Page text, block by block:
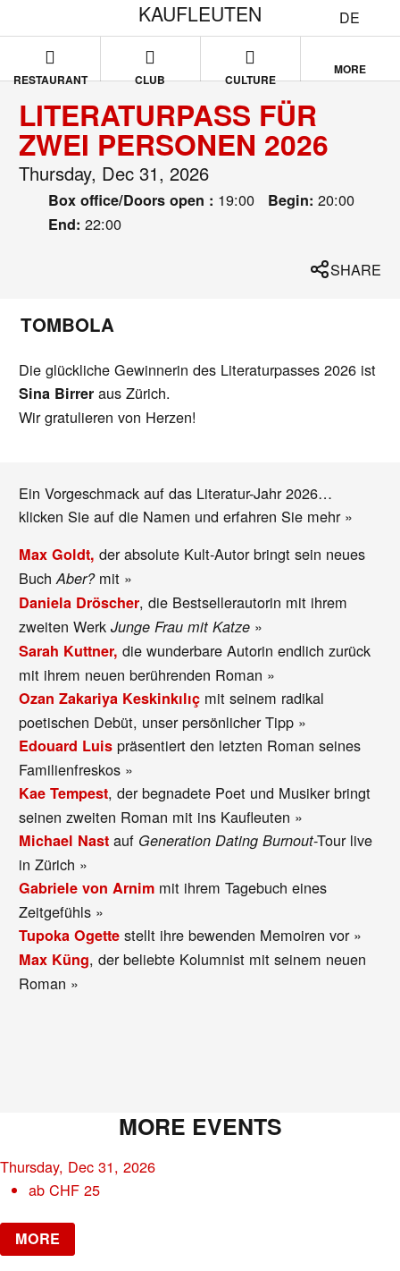
DE
KAUFLEUTEN
RESTAURANT CLUB CULTURE
MORE
LITERATURPASS FÜR
ZWEI PERSONEN 2026
Thursday, Dec 31, 2026
Box office/Doors open : 19:00 Begin: 20:00
End: 22:00
SHARE
TOMBOLA
Die glückliche Gewinnerin des Literaturpasses 2026 ist
Sina Birrer aus Zürich.
Wir gratulieren von Herzen!
Ein Vorgeschmack auf das Literatur-Jahr 2026…
klicken Sie auf die Namen und erfahren Sie mehr »
Max Goldt, der absolute Kult-Autor bringt sein neues
BuchAber?mit »
Daniela Dröscher, die Bestsellerautorin mit ihrem
zweiten WerkJunge Frau mit Katze »
Sarah Kuttner, die wunderbare Autorin endlich zurück
mit ihrem neuen berührenden Roman »
Ozan Zakariya Keskinkılıç mit seinem radikal
poetischen Debüt, unser persönlicher Tipp »
Edouard Luis präsentiert den letzten Roman seines
Familienfreskos »
Kae Tempest, der begnadete Poet und Musiker bringt
seinen zweiten Roman mit ins Kaufleuten »
Michael Nast auf Generation Dating Burnout-Tour live
in Zürich »
Gabriele von Arnim mit ihrem Tagebuch eines
Zeitgefühls »
Tupoka Ogette stellt ihre bewenden Memoiren vor »
Max Küng, der beliebte Kolumnist mit seinem neuen
Roman »
MORE EVENTS
Thursday, Dec 31, 2026
abCHF 25
MORE